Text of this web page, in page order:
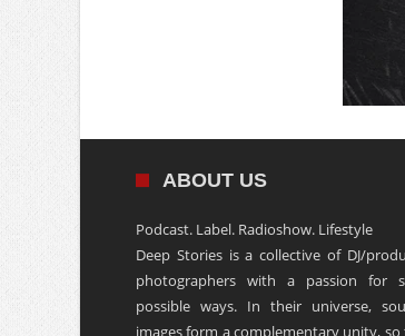
ABOUT US
Podcast. Label. Radioshow. Lifestyle
Deep Stories is a collective of DJ/
photographers with a passion for
possible ways. In their universe,
images form a complementary unity,